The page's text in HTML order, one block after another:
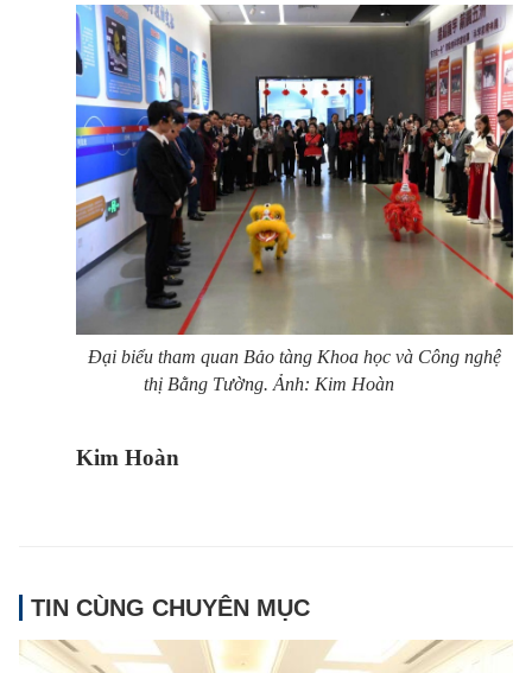
Đại biểu tham quan Bảo tàng Khoa học và Công nghệ
thị Bằng Tường. Ảnh: Kim Hoàn
Kim Hoàn
TIN CÙNG CHUYÊN MỤC